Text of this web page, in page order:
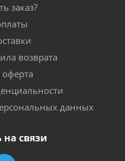
заказ?
возврата
данных
на связи